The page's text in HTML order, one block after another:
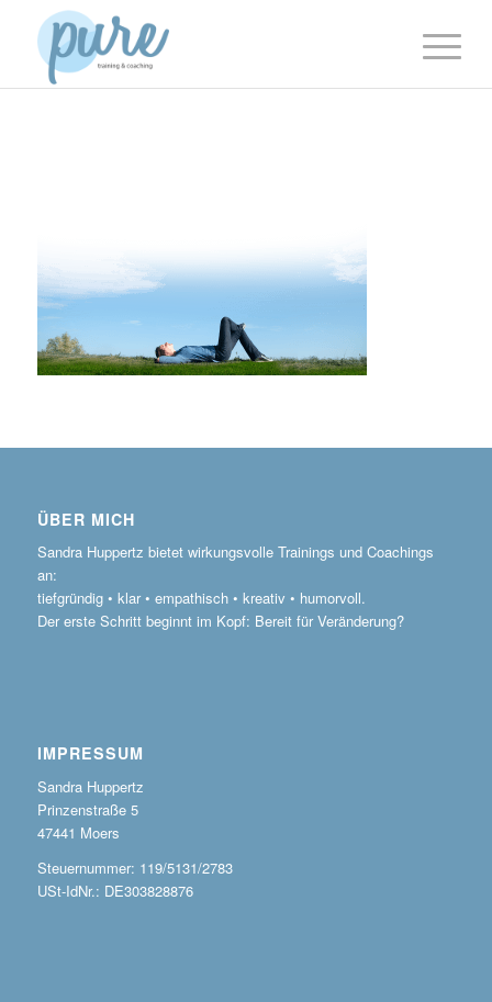
ÜBER MICH
Sandra Huppertz bietet wirkungsvolle Trainings und Coachings
an:
tiefgründig • klar • empathisch • kreativ • humorvoll.
Der erste Schritt beginnt im Kopf: Bereit für Veränderung?
IMPRESSUM
Sandra Huppertz
Prinzenstraße 5
47441 Moers
Steuernummer: 119/5131/2783
USt-IdNr.: DE303828876